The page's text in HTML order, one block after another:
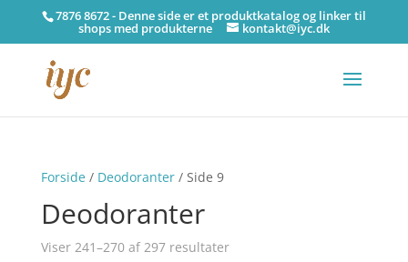
7876 8672 - Denne side er et produktkatalog og linker til
shops med produkterne kontakt@iyc.dk
Forside/ Deodoranter/ Side 9
Deodoranter
Viser 241–270 af 297 resultater